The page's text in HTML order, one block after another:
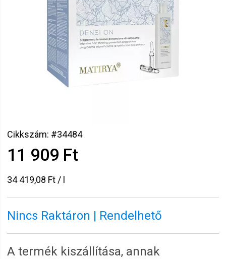
Cikkszám: #34484
11 909 Ft
34 419,08 Ft / l
Nincs Raktáron | Rendelhető
A termék kiszállítása, annak